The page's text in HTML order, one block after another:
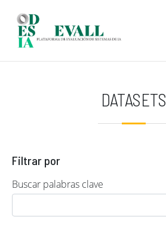
DATASETS
Filtrar por
Buscar palabras clave